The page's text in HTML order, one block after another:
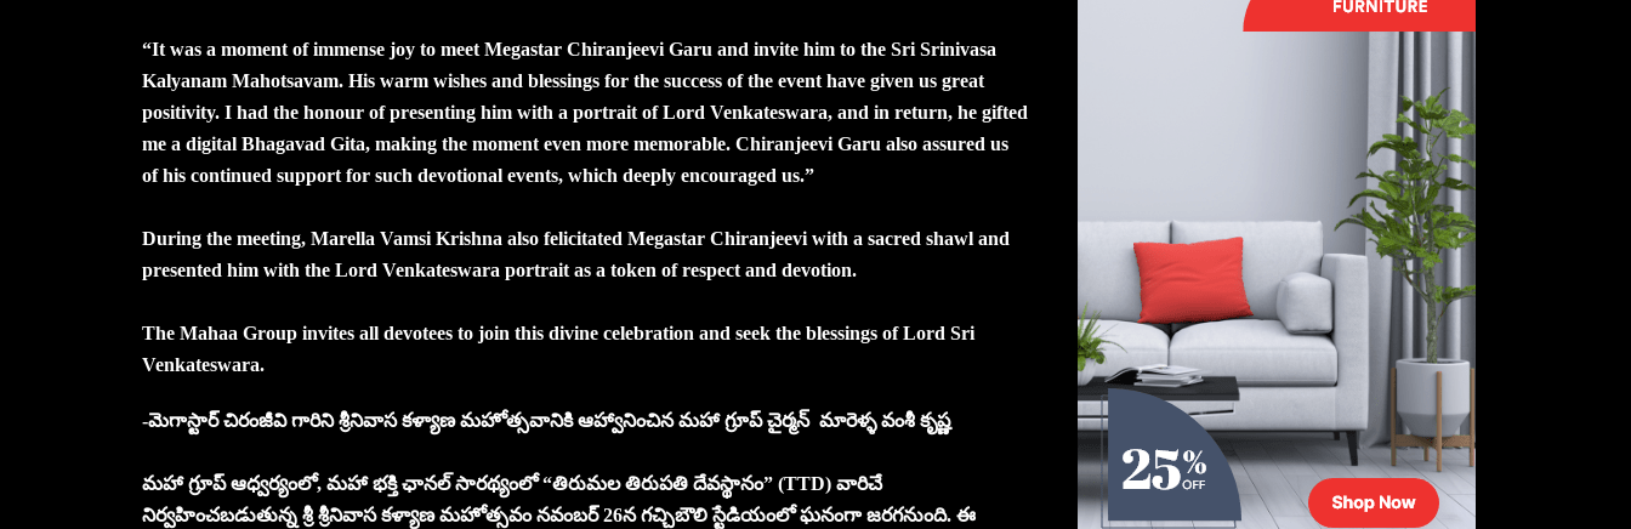
“It was a moment of immense joy to meet Megastar Chiranjeevi Garu and invite him to the Sri Srinivasa
Kalyanam Mahotsavam. His warm wishes and blessings for the success of the event have given us great
positivity. I had the honour of presenting him with a portrait of Lord Venkateswara, and in return, he gifted
me a digital Bhagavad Gita, making the moment even more memorable. Chiranjeevi Garu also assured us
of his continued support for such devotional events, which deeply encouraged us.”
During the meeting, Marella Vamsi Krishna also felicitated Megastar Chiranjeevi with a sacred shawl and
presented him with the Lord Venkateswara portrait as a token of respect and devotion.
The Mahaa Group invites all devotees to join this divine celebration and seek the blessings of Lord Sri
Venkateswara.
-మెగాస్టార్ చిరంజీవి గారిని శ్రీనివాస కళ్యాణ మహోత్సవానికి ఆహ్వానించిన మహా గ్రూప్ చైర్మన్ మారెళ్ళ వంశీ కృష్ణ
మహా గ్రూప్ ఆధ్వర్యంలో, మహా భక్తి ఛానల్ సారథ్యంలో “తిరుమల తిరుపతి దేవస్థానం” (TTD) వారిచే
నిర్వహించబడుతున్న శ్రీ శ్రీనివాస కళ్యాణ మహోత్సవం నవంబర్ 26న గచ్చిబౌలి స్టేడియంలో ఘనంగా జరగనుంది. ఈ